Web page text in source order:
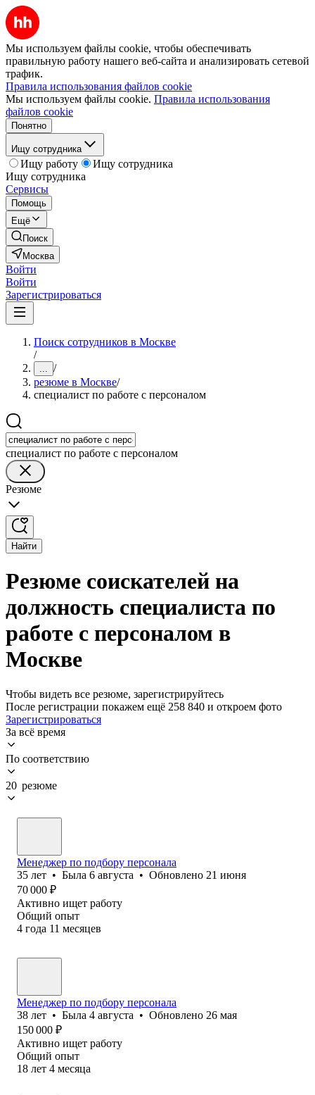
Мы используем файлы cookie, чтобы обеспечивать
правильную работу нашего веб-сайта и анализировать сетевой
трафик.
Правила использования файлов cookie
Мы используем файлы cookie. Правила использования
файлов cookie
Понятно
Ищу сотрудника
Ищу работу
Ищу сотрудника
Ищу сотрудника
Сервисы
Помощь
Ещё
Поиск
Москва
Войти
Войти
Зарегистрироваться
Поиск сотрудников в Москве
/
... /
резюме в Москве/
специалист по работе с персоналом
специалист по работе с персоналом
Резюме
Найти
Резюме соискателей на
должность специалиста по
работе с персоналом в
Москве
Чтобы видеть все резюме, зарегистрируйтесь
После регистрации покажем ещё 258 840 и откроем фото
Зарегистрироваться
За всё время
По соответствию
20 резюме
Менеджер по подбору персонала
35 лет • Была 6 августа • Обновлено 21 июня
70 000 ₽
Активно ищет работу
Общий опыт
4 года 11 месяцев
Менеджер по подбору персонала
38 лет • Была 4 августа • Обновлено 26 мая
150 000 ₽
Активно ищет работу
Общий опыт
18 лет 4 месяца